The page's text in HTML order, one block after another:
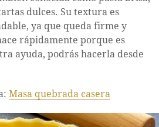
dulces. Su textura es
ya que queda firme y
rápidamente porque es
ayuda, podrás hacerla desde
Masa quebrada casera